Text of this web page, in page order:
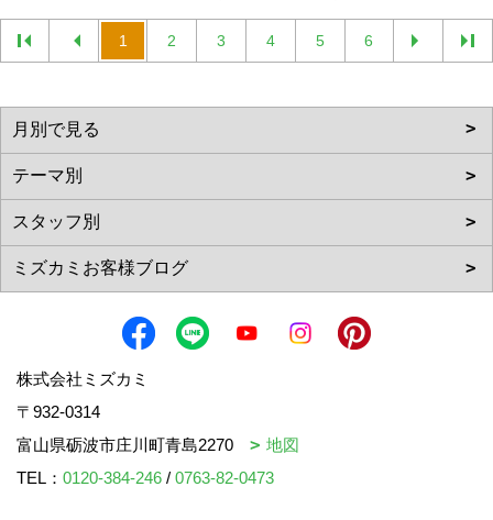
1 2 3 4 5 6
株式会社ミズカミ
〒932-0314
富山県砺波市庄川町青島2270
地図
TEL： 0120-384-246 / 0763-82-0473